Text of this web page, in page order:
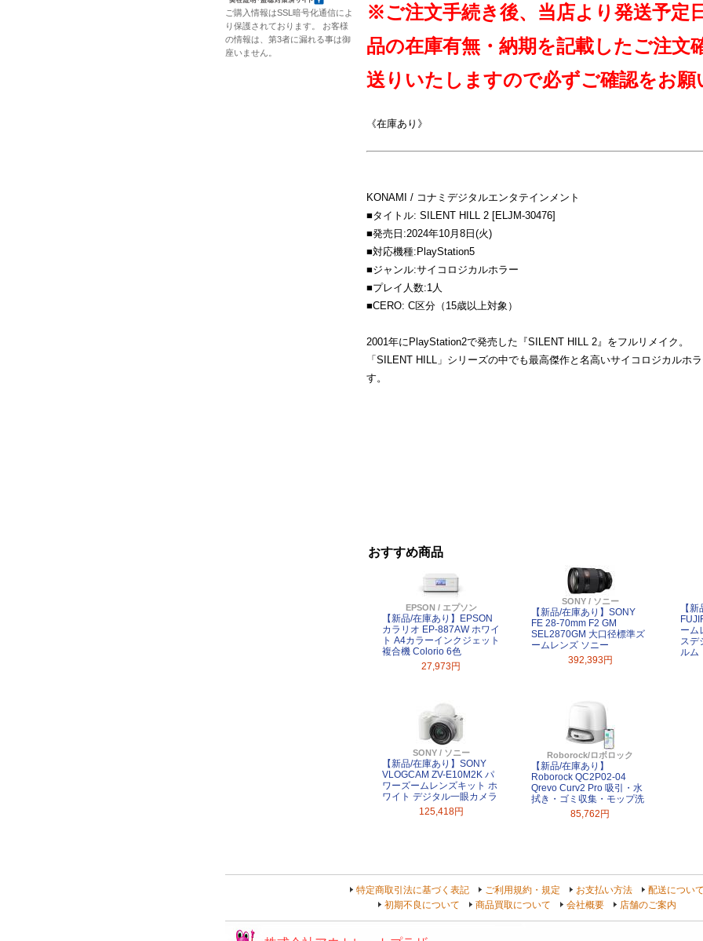
※ご注文手続き後、当店より発送予定
品の在庫有無・納期を記載したご注文
送りいたしますので必ずご確認をお願
《在庫あり》
KONAMI / コナミデジタルエンタテインメント
■タイトル: SILENT HILL 2 [ELJM-30476]
■発売日:2024年10月8日(火)
■対応機種:PlayStation5
■ジャンル:サイコロジカルホラー
■プレイ人数:1人
■CERO: C区分（15歳以上対象）
2001年にPlayStation2で発売した『SILENT HILL 2』をフルリメイク。
「SILENT HILL」シリーズの中でも最高傑作と名高いサイコロジカルホ
す。
おすすめ商品
EPSON / エプソン
【新品/在庫あり】EPSON
カラリオ EP-887AW ホワイ
ト A4カラーインクジェット
複合機 Colorio 6色
27,973円
SONY / ソニー
【新品/在庫あり】SONY
FE 28-70mm F2 GM
SEL2870GM 大口径標準ズ
ームレンズ ソニー
392,393円
【
ーム
スデ
ルム
SONY / ソニー
【新品/在庫あり】SONY
VLOGCAM ZV-E10M2K パ
ワーズームレンズキット ホ
ワイト デジタル一眼カメラ
125,418円
Roborock/ロボロック
【新品/在庫あり】
Roborock QC2P02-04
Qrevo Curv2 Pro 吸引・水
拭き・ゴミ収集・モップ洗
85,762円
ご購入情報はSSL暗号化通信によ
り保護されております。 お客様
の情報は、第3者に漏れる事は御
座いません。
特定商取引法に基づく表記 ご利用規約・規定 お支払い方法
配送について
初期不良について
商品買取について 会社概要 店舗のご案内